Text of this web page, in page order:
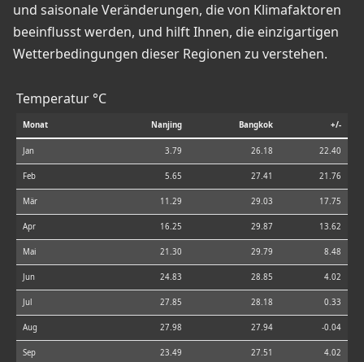
und saisonale Veränderungen, die von Klimafaktoren
beeinflusst werden, und hilft Ihnen, die einzigartigen
Wetterbedingungen dieser Regionen zu verstehen.
Temperatur °C
Monat Nanjing Bangkok +/-
Jan 3.79 26.18 22.40
Feb 5.65 27.41 21.76
Mär 11.29 29.03 17.75
Apr 16.25 29.87 13.62
Mai 21.30 29.79 8.48
Jun 24.83 28.85 4.02
Jul 27.85 28.18 0.33
Aug 27.98 27.94 -0.04
Sep 23.49 27.51 4.02